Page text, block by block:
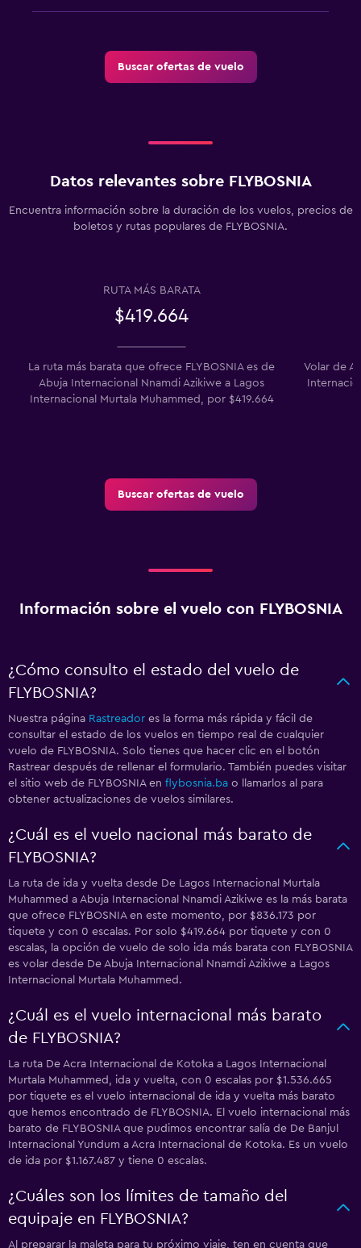
Buscar ofertas de vuelo
Datos relevantes sobre FLYBOSNIA
Encuentra información sobre la duración de los vuelos, precios de
boletos y rutas populares de FLYBOSNIA.
RUTA MÁS BARATA
$419.664
La ruta más barata que ofrece FLYBOSNIA es de
Abuja Internacional Nnamdi Azikiwe a Lagos
Internacional Murtala Muhammed, por $419.664
Volar de
Buscar ofertas de vuelo
Información sobre el vuelo con FLYBOSNIA
¿Cómo consulto el estado del vuelo de
FLYBOSNIA?
Nuestra página Rastreador es la forma más rápida y fácil de
consultar el estado de los vuelos en tiempo real de cualquier
vuelo de FLYBOSNIA. Solo tienes que hacer clic en el botón
Rastrear después de rellenar el formulario. También puedes visitar
el sitio web de FLYBOSNIA en flybosnia.ba o llamarlos al para
obtener actualizaciones de vuelos similares.
¿Cuál es el vuelo nacional más barato de
FLYBOSNIA?
La ruta de ida y vuelta desde De Lagos Internacional Murtala
Muhammed a Abuja Internacional Nnamdi Azikiwe es la más barata
que ofrece FLYBOSNIA en este momento, por $836.173 por
tiquete y con 0 escalas. Por solo $419.664 por tiquete y con 0
escalas, la opción de vuelo de solo ida más barata con FLYBOSNIA
es volar desde De Abuja Internacional Nnamdi Azikiwe a Lagos
Internacional Murtala Muhammed.
¿Cuál es el vuelo internacional más barato
de FLYBOSNIA?
La ruta De Acra Internacional de Kotoka a Lagos Internacional
Murtala Muhammed, ida y vuelta, con 0 escalas por $1.536.665
por tiquete es el vuelo internacional de ida y vuelta más barato
que hemos encontrado de FLYBOSNIA. El vuelo internacional más
barato de FLYBOSNIA que pudimos encontrar salía de De Banjul
Internacional Yundum a Acra Internacional de Kotoka. Es un vuelo
de ida por $1.167.487 y tiene 0 escalas.
¿Cuáles son los límites de tamaño del
equipaje en FLYBOSNIA?
Al preparar la maleta para tu próximo viaje, ten en cuenta que